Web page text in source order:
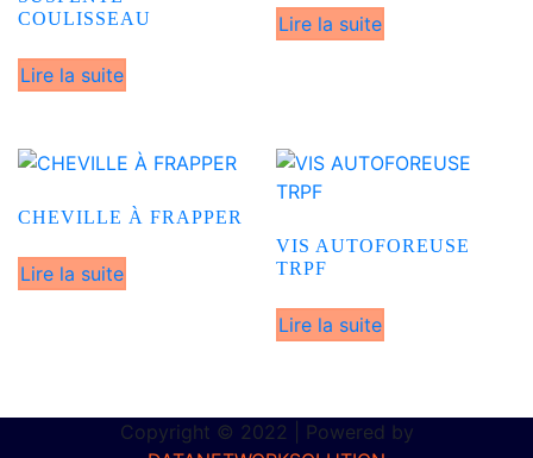
COULISSEAU
Lire la suite
Lire la suite
CHEVILLE À FRAPPER
Lire la suite
VIS AUTOFOREUSE
TRPF
Lire la suite
Copyright © 2022 | Powered by